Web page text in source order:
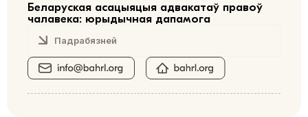
Беларуская асацыяцыя адвакатаў правоў
чалавека: юрыдычная дапамога
Падрабязней